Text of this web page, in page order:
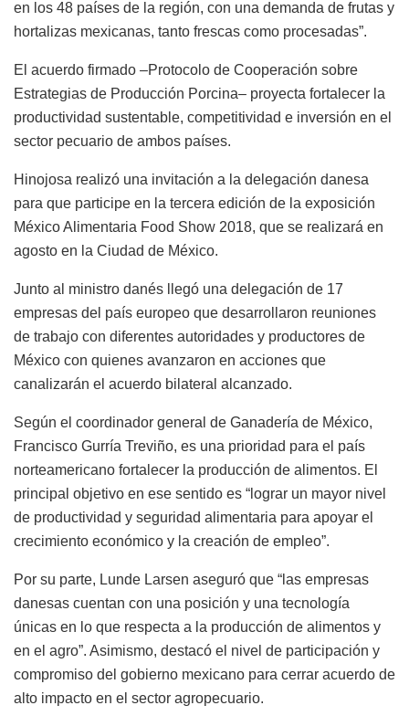
en los 48 países de la región, con una demanda de frutas y
hortalizas mexicanas, tanto frescas como procesadas”.
El acuerdo firmado –Protocolo de Cooperación sobre
Estrategias de Producción Porcina– proyecta fortalecer la
productividad sustentable, competitividad e inversión en el
sector pecuario de ambos países.
Hinojosa realizó una invitación a la delegación danesa
para que participe en la tercera edición de la exposición
México Alimentaria Food Show 2018, que se realizará en
agosto en la Ciudad de México.
Junto al ministro danés llegó una delegación de 17
empresas del país europeo que desarrollaron reuniones
de trabajo con diferentes autoridades y productores de
México con quienes avanzaron en acciones que
canalizarán el acuerdo bilateral alcanzado.
Según el coordinador general de Ganadería de México,
Francisco Gurría Treviño, es una prioridad para el país
norteamericano fortalecer la producción de alimentos. El
principal objetivo en ese sentido es “lograr un mayor nivel
de productividad y seguridad alimentaria para apoyar el
crecimiento económico y la creación de empleo”.
Por su parte, Lunde Larsen aseguró que “las empresas
danesas cuentan con una posición y una tecnología
únicas en lo que respecta a la producción de alimentos y
en el agro”. Asimismo, destacó el nivel de participación y
compromiso del gobierno mexicano para cerrar acuerdo de
alto impacto en el sector agropecuario.